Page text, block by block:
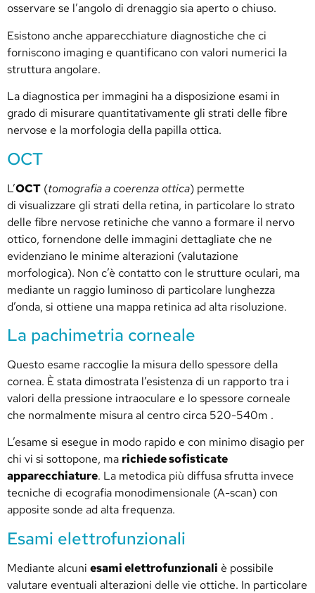
osservare se l’angolo di drenaggio sia aperto o chiuso.
Esistono anche apparecchiature diagnostiche che ci
forniscono imaging e quantificano con valori numerici la
struttura angolare.
La diagnostica per immagini ha a disposizione esami in
grado di misurare quantitativamente gli strati delle fibre
nervose e la morfologia della papilla ottica.
OCT
L’OCT (tomografia a coerenza ottica) permette
di visualizzare gli strati della retina, in particolare lo strato
delle fibre nervose retiniche che vanno a formare il nervo
ottico, fornendone delle immagini dettagliate che ne
evidenziano le minime alterazioni (valutazione
morfologica). Non c’è contatto con le strutture oculari, ma
mediante un raggio luminoso di particolare lunghezza
d’onda, si ottiene una mappa retinica ad alta risoluzione.
La pachimetria corneale
Questo esame raccoglie la misura dello spessore della
cornea. È stata dimostrata l’esistenza di un rapporto tra i
valori della pressione intraoculare e lo spessore corneale
che normalmente misura al centro circa 520-540m .
L’esame si esegue in modo rapido e con minimo disagio per
chi vi si sottopone, ma richiede sofisticate
apparecchiature. La metodica più diffusa sfrutta invece
tecniche di ecografia monodimensionale (A-scan) con
apposite sonde ad alta frequenza.
Esami elettrofunzionali
Mediante alcuni esami elettrofunzionali è possibile
valutare eventuali alterazioni delle vie ottiche. In particolare